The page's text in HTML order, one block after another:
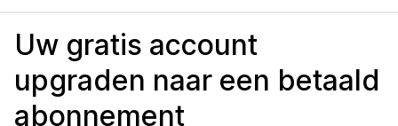
Uw gratis account
upgraden naar een betaald
abonnement